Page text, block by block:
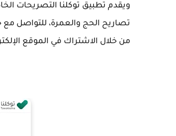
ويقدم تطبيق توكلنا التصريحات
تصاريح الحج والعمرة، للتواصل
من خلال الاشتراك في الموقع